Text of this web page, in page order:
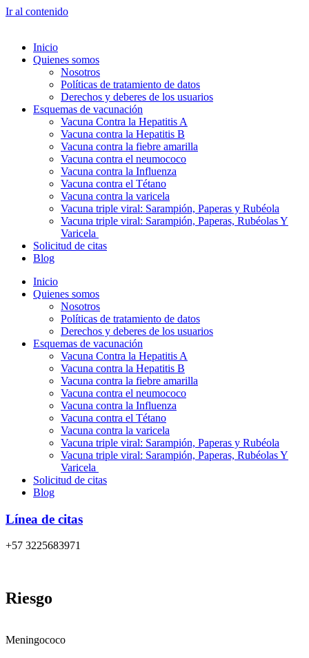
Ir al contenido
Inicio
Quienes somos
Nosotros
Políticas de tratamiento de datos
Derechos y deberes de los usuarios
Esquemas de vacunación
Vacuna Contra la Hepatitis A
Vacuna contra la Hepatitis B
Vacuna contra la fiebre amarilla
Vacuna contra el neumococo
Vacuna contra la Influenza
Vacuna contra el Tétano
Vacuna contra la varicela
Vacuna triple viral: Sarampión, Paperas y Rubéola
Vacuna triple viral: Sarampión, Paperas, Rubéolas Y
Varicela
Solicitud de citas
Blog
Inicio
Quienes somos
Nosotros
Políticas de tratamiento de datos
Derechos y deberes de los usuarios
Esquemas de vacunación
Vacuna Contra la Hepatitis A
Vacuna contra la Hepatitis B
Vacuna contra la fiebre amarilla
Vacuna contra el neumococo
Vacuna contra la Influenza
Vacuna contra el Tétano
Vacuna contra la varicela
Vacuna triple viral: Sarampión, Paperas y Rubéola
Vacuna triple viral: Sarampión, Paperas, Rubéolas Y
Varicela
Solicitud de citas
Blog
Línea de citas
+57 3225683971
Riesgo
Meningococo